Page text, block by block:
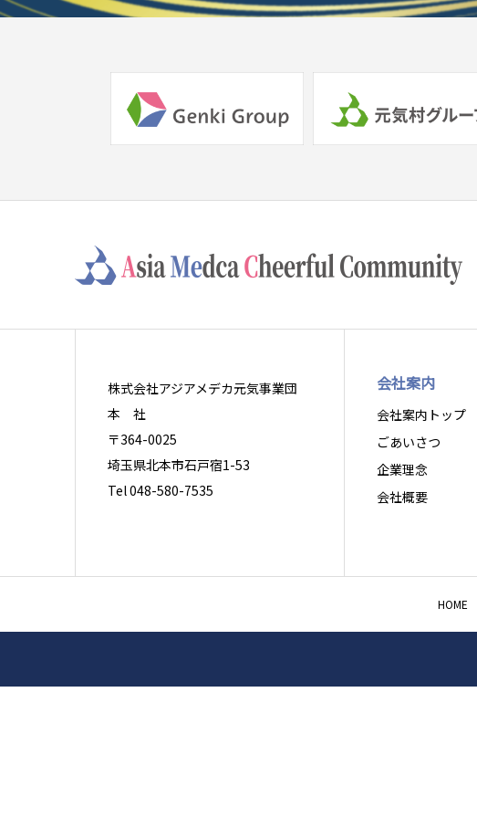
株式会社アジアメデカ元気事業団
本 社
〒364-0025
埼玉県北本市石戸宿1-53
Tel 048-580-7535
会社案内
会社案内トップ
ごあいさつ
企業理念
会社概要
HOME